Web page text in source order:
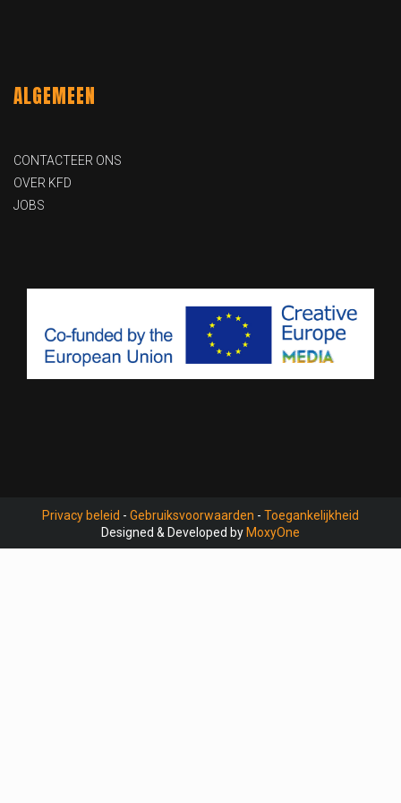
ALGEMEEN
CONTACTEER ONS
OVER KFD
JOBS
Privacy beleid - Gebruiksvoorwaarden - Toegankelijkheid
Designed & Developed by MoxyOne